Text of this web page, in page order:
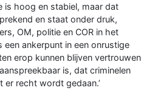
is hoog en stabiel, maar dat
en staat onder druk,
OM, politie en COR in het
een ankerpunt in een onrustige
erop kunnen blijven vertrouwen
is, dat criminelen
recht wordt gedaan.’